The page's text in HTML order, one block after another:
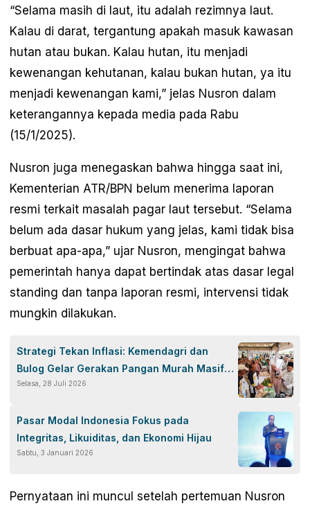
“Selama masih di laut, itu adalah rezimnya laut.
Kalau di darat, tergantung apakah masuk kawasan
hutan atau bukan. Kalau hutan, itu menjadi
kewenangan kehutanan, kalau bukan hutan, ya itu
menjadi kewenangan kami,” jelas Nusron dalam
keterangannya kepada media pada Rabu
(15/1/2025).
Nusron juga menegaskan bahwa hingga saat ini,
Kementerian ATR/BPN belum menerima laporan
resmi terkait masalah pagar laut tersebut. “Selama
belum ada dasar hukum yang jelas, kami tidak bisa
berbuat apa-apa,” ujar Nusron, mengingat bahwa
pemerintah hanya dapat bertindak atas dasar legal
standing dan tanpa laporan resmi, intervensi tidak
mungkin dilakukan.
Strategi Tekan Inflasi: Kemendagri dan
Bulog Gelar Gerakan Pangan Murah Masif
Jelang HUT ke-81 RI
Selasa, 28 Juli 2026
Pasar Modal Indonesia Fokus pada
Integritas, Likuiditas, dan Ekonomi Hijau
Sabtu, 3 Januari 2026
Pernyataan ini muncul setelah pertemuan Nusron